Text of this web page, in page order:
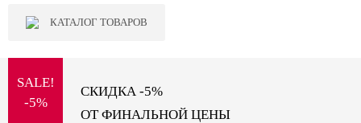
КАТАЛОГ ТОВАРОВ
SALE!
-5%
СКИДКА -5%
ОТ ФИНАЛЬНОЙ ЦЕНЫ